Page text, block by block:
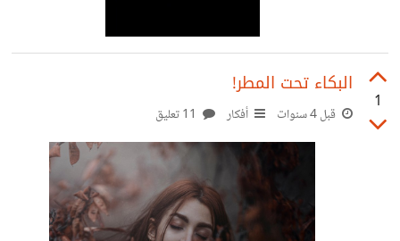
1
البكاء تحت المطر!
قبل 4 سنوات أفكار